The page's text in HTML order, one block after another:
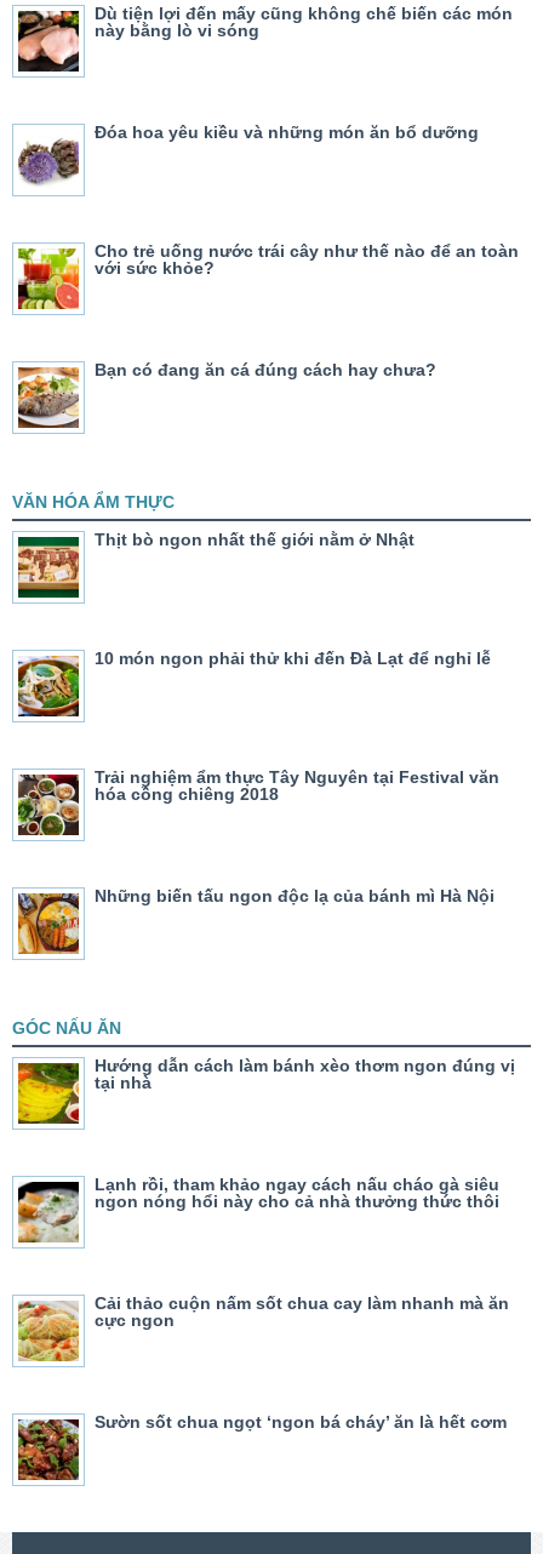
Dù tiện lợi đến mấy cũng không chế biến các món
này bằng lò vi sóng
Đóa hoa yêu kiều và những món ăn bổ dưỡng
Cho trẻ uống nước trái cây như thế nào để an toàn
với sức khỏe?
Bạn có đang ăn cá đúng cách hay chưa?
VĂN HÓA ẨM THỰC
Thịt bò ngon nhất thế giới nằm ở Nhật
10 món ngon phải thử khi đến Đà Lạt để nghỉ lễ
Trải nghiệm ẩm thực Tây Nguyên tại Festival văn
hóa cồng chiêng 2018
Những biến tấu ngon độc lạ của bánh mì Hà Nội
GÓC NẤU ĂN
Hướng dẫn cách làm bánh xèo thơm ngon đúng vị
tại nhà
Lạnh rồi, tham khảo ngay cách nấu cháo gà siêu
ngon nóng hổi này cho cả nhà thưởng thức thôi
Cải thảo cuộn nấm sốt chua cay làm nhanh mà ăn
cực ngon
Sườn sốt chua ngọt ‘ngon bá cháy’ ăn là hết cơm